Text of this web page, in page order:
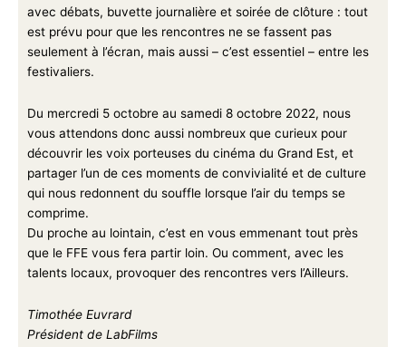
avec débats, buvette journalière et soirée de clôture : tout
est prévu pour que les rencontres ne se fassent pas
seulement à l’écran, mais aussi – c’est essentiel – entre les
festivaliers.
Du mercredi 5 octobre au samedi 8 octobre 2022, nous
vous attendons donc aussi nombreux que curieux pour
découvrir les voix porteuses du cinéma du Grand Est, et
partager l’un de ces moments de convivialité et de culture
qui nous redonnent du souffle lorsque l’air du temps se
comprime.
Du proche au lointain, c’est en vous emmenant tout près
que le FFE vous fera partir loin. Ou comment, avec les
talents locaux, provoquer des rencontres vers l’Ailleurs.
Timothée Euvrard
Président de LabFilms